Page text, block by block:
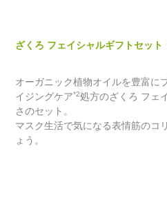
ざくろ フェイシャルギフトセット
オーガニック植物オイルを豊富に
イジングケア*2処方のざくろ フェ
さのセット。
マスク生活で気になる表情筋のコ
ょう。